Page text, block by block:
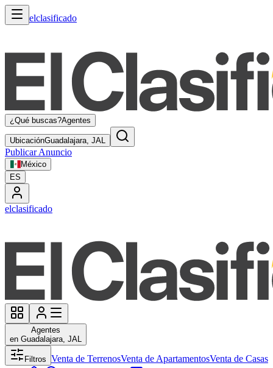
elclasificado
¿Qué buscas?Agentes
UbicaciónGuadalajara, JAL
Publicar Anuncio
México
ES
elclasificado
Agentes
en Guadalajara, JAL
Filtros Venta de TerrenosVenta de ApartamentosVenta de Casas